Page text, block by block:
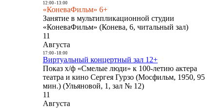
12:00- 13:00
«КоневаФильм» 6+
Занятие в мультипликационной студии
«КоневаФильм» (Конева, 6, читальный зал)
11
Августа
17:00- 18:00
Виртуальный концертный зал 12+
Показ х/ф «Смелые люди» к 100-летию актера
театра и кино Сергея Гурзо (Мосфильм, 1950, 95
мин.) (Ульяновой, 1, зал № 12)
11
Августа